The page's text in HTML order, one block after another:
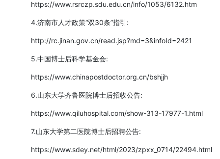
https://www.rsrczp.sdu.edu.cn/info/1053/6132.htm
4.济南市人才政策“双30条”指引:
http://rc.jinan.gov.cn/read.jsp?md=3&infoId=2421
5.中国博士后科学基金会:
https://www.chinapostdoctor.org.cn/bshjjh
6.山东大学齐鲁医院博士后招收公告:
https://www.qiluhospital.com/show-313-17977-1.html
7.山东大学第二医院博士后招聘公告:
https://www.sdey.net/html/2023/zpxx_0714/22494.html